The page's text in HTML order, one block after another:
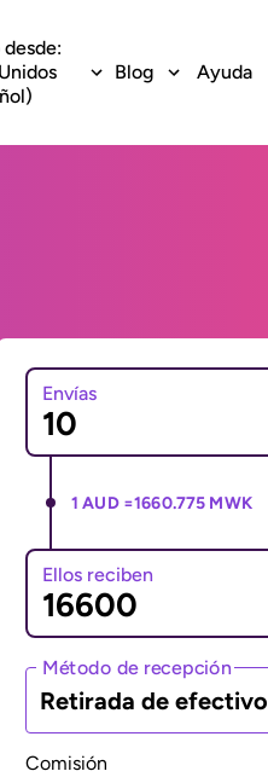
desde:
Blog Ayuda
Envías
1 AUD =1660.775 MWK
Ellos reciben
Método de recepción
Retirada de efectivo
Comisión